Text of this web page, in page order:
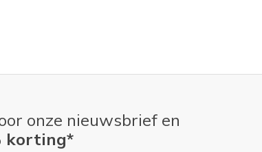
onze nieuwsbrief en
korting*